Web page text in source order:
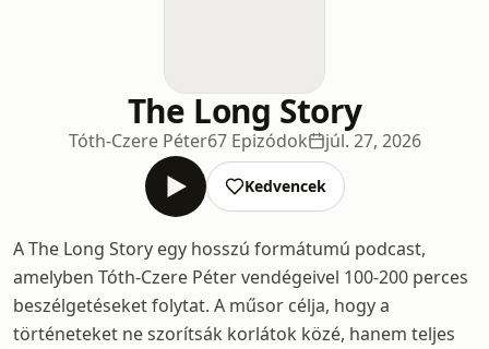
The Long Story
Tóth-Czere Péter67 Epizódok júl. 27, 2026
Kedvencek
A The Long Story egy hosszú formátumú podcast,
amelyben Tóth-Czere Péter vendégeivel 100-200 perces
beszélgetéseket folytat. A műsor célja, hogy a
történeteket ne szorítsák korlátok közé, hanem teljes